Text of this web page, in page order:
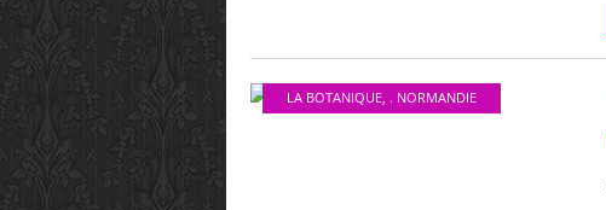
LA BOTANIQUE, . NORMANDIE